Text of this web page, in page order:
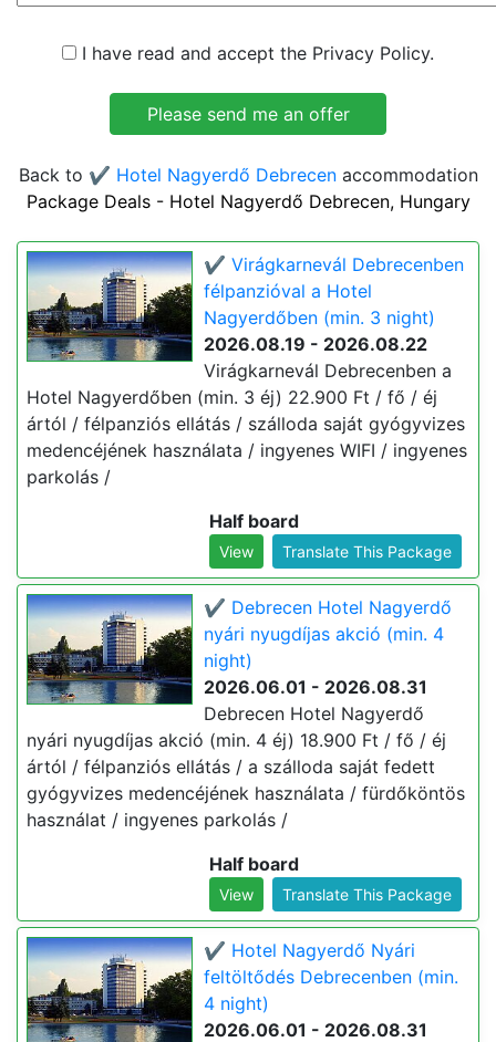
I have read and accept the Privacy Policy.
Back to ✔️ Hotel Nagyerdő Debrecen accommodation
Package Deals - Hotel Nagyerdő Debrecen, Hungary
✔️ Virágkarnevál Debrecenben
félpanzióval a Hotel
Nagyerdőben (min. 3 night)
2026.08.19 - 2026.08.22
Virágkarnevál Debrecenben a
Hotel Nagyerdőben (min. 3 éj) 22.900 Ft / fő / éj
ártól / félpanziós ellátás / szálloda saját gyógyvizes
medencéjének használata / ingyenes WIFI / ingyenes
parkolás /
Half board
View Translate This Package
✔️ Debrecen Hotel Nagyerdő
nyári nyugdíjas akció (min. 4
night)
2026.06.01 - 2026.08.31
Debrecen Hotel Nagyerdő
nyári nyugdíjas akció (min. 4 éj) 18.900 Ft / fő / éj
ártól / félpanziós ellátás / a szálloda saját fedett
gyógyvizes medencéjének használata / fürdőköntös
használat / ingyenes parkolás /
Half board
View Translate This Package
✔️ Hotel Nagyerdő Nyári
feltöltődés Debrecenben (min.
4 night)
2026.06.01 - 2026.08.31